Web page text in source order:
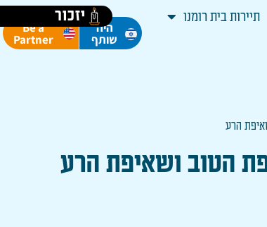
יזכור תיירות בית רומנו
היה
שותף
Be a
Partner